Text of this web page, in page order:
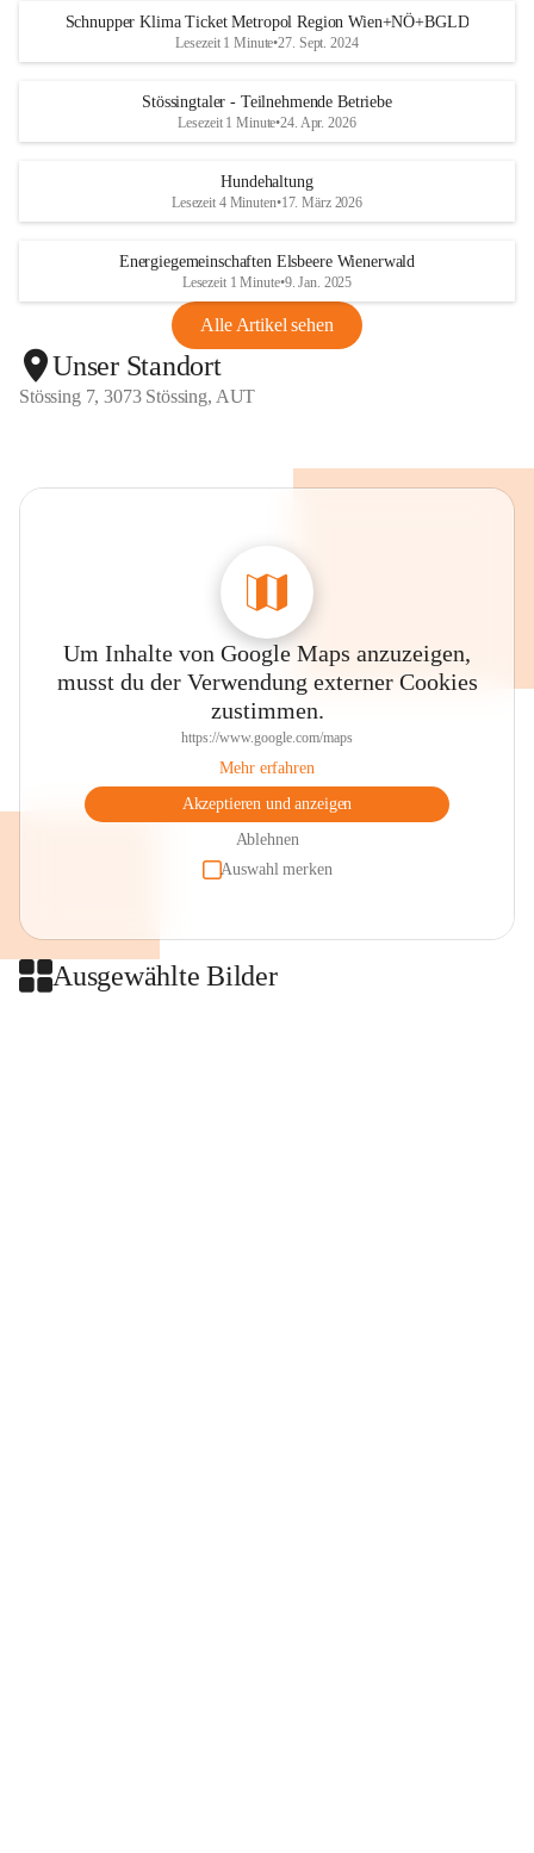
Schnupper Klima Ticket Metropol Region Wien+NÖ+BGLD
Lesezeit 1 Minute•27. Sept. 2024
Stössingtaler - Teilnehmende Betriebe
Lesezeit 1 Minute•24. Apr. 2026
Hundehaltung
Lesezeit 4 Minuten•17. März 2026
Energiegemeinschaften Elsbeere Wienerwald
Lesezeit 1 Minute•9. Jan. 2025
Alle Artikel sehen
Unser Standort
Stössing 7, 3073 Stössing, AUT
Um Inhalte von Google Maps anzuzeigen,
musst du der Verwendung externer Cookies
zustimmen.
https://www.google.com/maps
Mehr erfahren
Akzeptieren und anzeigen
Ablehnen
Auswahl merken
Ausgewählte Bilder